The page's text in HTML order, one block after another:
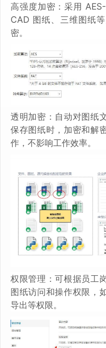
高强度加密：采用
CAD 图纸、三维图纸
密。
透明加密：自动对图纸
保存图纸时，加密和解
作，不影响工作效率。
权限管理：可根据员工
图纸访问和操作权限，
导出等权限。